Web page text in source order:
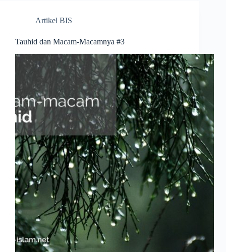
Artikel BIS
Tauhid dan Macam-Macamnya #3